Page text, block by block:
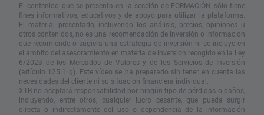
El contenido que se presenta en la sección de FORMACIÓN sólo tiene
fines informativos, educativos y de apoyo para utilizar la plataforma.
El material presentado, incluyendo los análisis, precios, opiniones u
otros contenidos, no es una recomendación de inversión o información
que recomiende o sugiera una estrategia de inversión ni se incluye en
el ámbito del asesoramiento en materia de inversión recogido en la Ley
6/2023 de los Mercados de Valores y de los Servicios de Inversión
(artículo 125.1 g). Este vídeo se ha preparado sin tener en cuenta las
necesidades del cliente ni su situación financiera individual.
XTB no aceptará responsabilidad por ningún tipo de pérdidas o daños,
incluyendo, entre otros, cualquier lucro cesante, que pueda surgir
directa o indirectamente del uso o dependencia de la información